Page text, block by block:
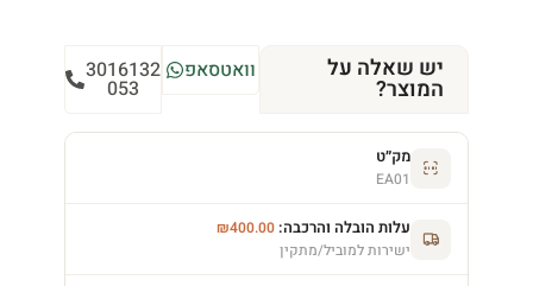
יש שאלה על
המוצר?
וואטסאפ 3016132
053
מק״ט
EA01
עלות הובלה והרכבה: ₪400.00
ישירות למוביל/מתקין